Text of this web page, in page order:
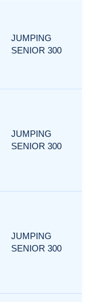
JUMPING
SENIOR 300
JUMPING
SENIOR 300
JUMPING
SENIOR 300